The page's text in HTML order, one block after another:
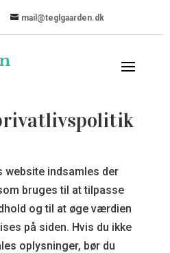
mail@teglgaarden.dk
website indsamles der
bruges til at tilpasse
og til at øge værdien
på siden. Hvis du ikke
oplysninger, bør du